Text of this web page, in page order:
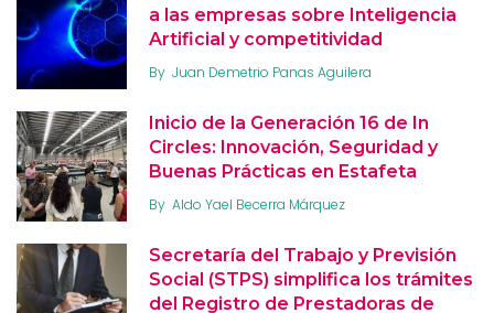
a las empresas sobre Inteligencia
Artificial y competitividad
By Juan Demetrio Panas Aguilera
Inicio de la Generación 16 de In
Circles: Innovación, Seguridad y
Buenas Prácticas en Estafeta
By Aldo Yael Becerra Márquez
Secretaría del Trabajo y Previsión
Social (STPS) simplifica los trámites
del Registro de Prestadoras de